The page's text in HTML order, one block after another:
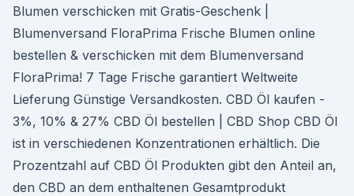
Blumen verschicken mit Gratis-Geschenk |
Blumenversand FloraPrima Frische Blumen online
bestellen & verschicken mit dem Blumenversand
FloraPrima! 7 Tage Frische garantiert Weltweite
Lieferung Günstige Versandkosten. CBD Öl kaufen -
3%, 10% & 27% CBD Öl bestellen | CBD Shop CBD Öl
ist in verschiedenen Konzentrationen erhältlich. Die
Prozentzahl auf CBD Öl Produkten gibt den Anteil an,
den CBD an dem enthaltenen Gesamtprodukt